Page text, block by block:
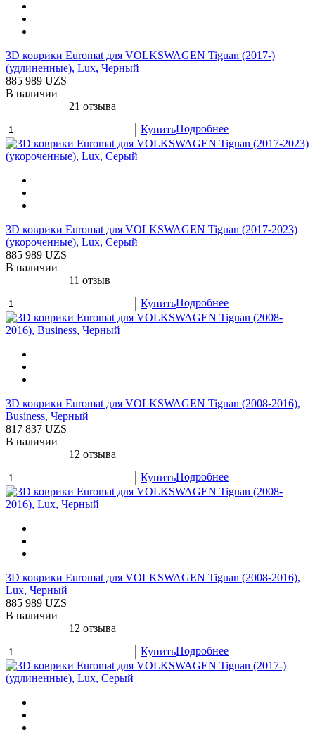
3D коврики Euromat для VOLKSWAGEN Tiguan (2017-)
(удлиненные), Lux, Черный
885 989 UZS
В наличии
21 отзыва
КупитьПодробнее
3D коврики Euromat для VOLKSWAGEN Tiguan (2017-2023)
(укороченные), Lux, Серый
885 989 UZS
В наличии
11 отзыв
КупитьПодробнее
3D коврики Euromat для VOLKSWAGEN Tiguan (2008-2016),
Business, Черный
817 837 UZS
В наличии
12 отзыва
КупитьПодробнее
3D коврики Euromat для VOLKSWAGEN Tiguan (2008-2016),
Lux, Черный
885 989 UZS
В наличии
12 отзыва
КупитьПодробнее